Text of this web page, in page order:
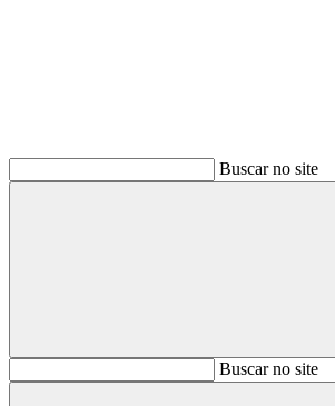
Buscar no site
BuscarBuscar no site